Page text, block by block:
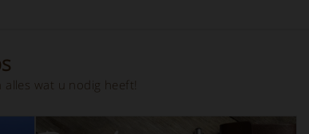
wat u nodig heeft!